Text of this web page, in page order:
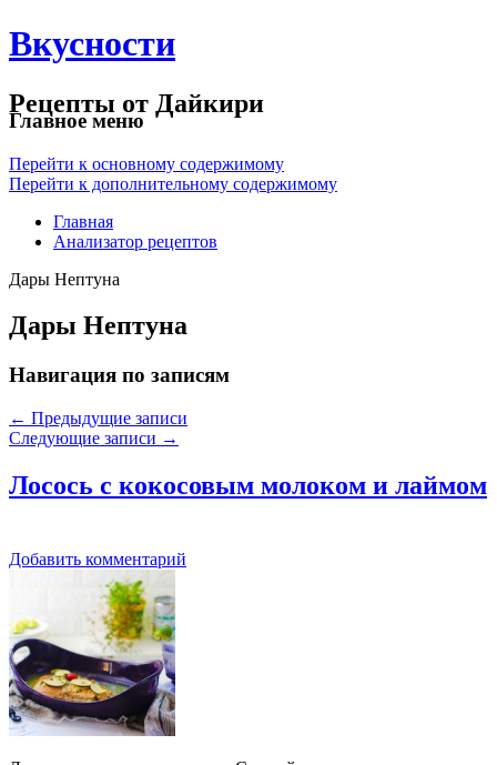
Вкусности
Рецепты от Дайкири
Главное меню
Перейти к основному содержимому
Перейти к дополнительному содержимому
Главная
Анализатор рецептов
Дары Нептуна
Дары Нептуна
Навигация по записям
← Предыдущие записи
Следующие записи →
Лосось с кокосовым молоком и лаймом
Добавить комментарий